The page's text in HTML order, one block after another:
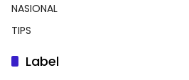
NASIONAL
TIPS
Label